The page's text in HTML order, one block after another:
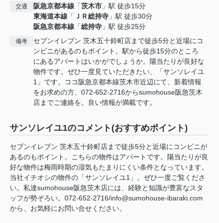
交通 阪急京都本線 「茨木市 」駅 徒歩15分
東海道本線 「 ＪＲ総持寺 」駅 徒歩30分
阪急京都本線 「総持寺 」駅 徒歩25分
備考
セブンイレブン 茨木五十鈴町店まで徒歩5分と近場にコ
ンビニがあるのもポイント。駅から徒歩15分のところ
にあるアパートはいかがでしょうか。陽当たりが良好な
物件です。ぜひ一度見ていただきたい、「サンソレイユ
1」です。ココ阪急京都本線茨木市近辺にて、新着情報
をお求めの方、072-652-2716からsumohouse阪急茨木
店までご連絡を。良い情報が満載です。
サンソレイユ1のコメント(おすすめポイント)
セブンイレブン 茨木五十鈴町店まで徒歩5分と近場にコンビニが
あるのもポイント。こちらの物件はアパートです。陽当たりが良
好な物件は梅雨時期の湿気もたまりにくい条件となっています。
当社イチオシの物件の「サンソレイユ1」。ぜひ一度ご覧くださ
い。私達sumohouse阪急茨木店には、経験と知識が豊富なスタ
ッフが勢ぞろい。072-652-2716/info@sumohouse-ibaraki.com
から、お気軽にお問い合せください。